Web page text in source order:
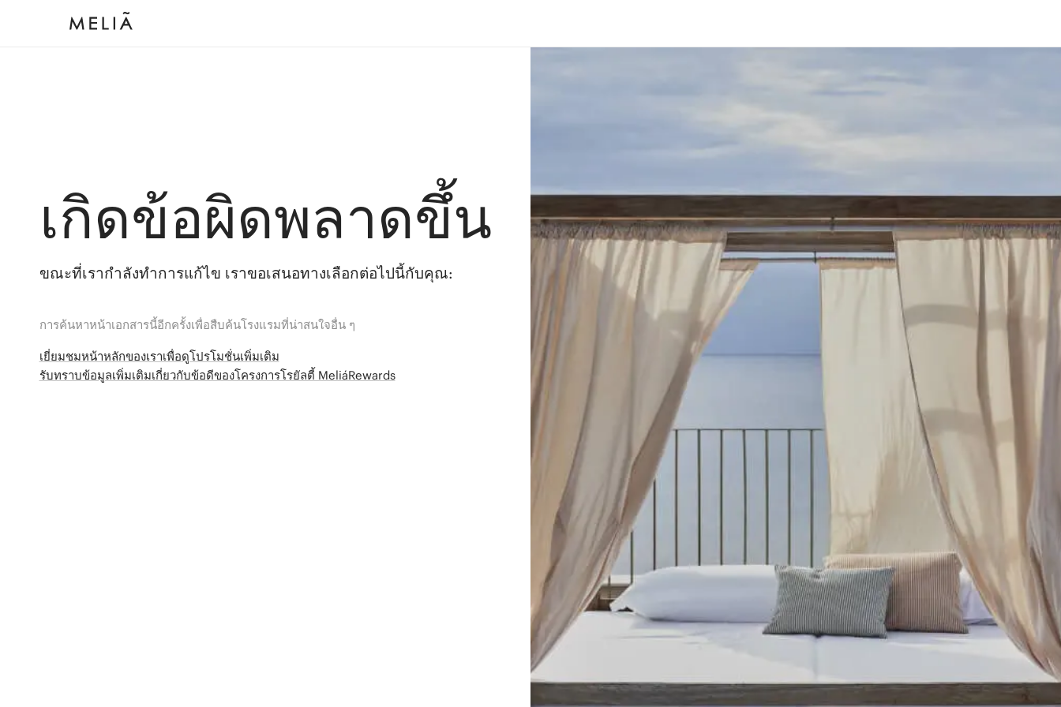
เกิดข้อผิดพลาดขึ้น
ขณะที่เรากำลังทำการแก้ไข เราขอเสนอทางเลือกต่อไปนี้กับคุณ:
การค้นหาหน้าเอกสารนี้อีกครั้งเพื่อสืบค้นโรงแรมที่น่าสนใจอื่น ๆ
เยี่ยมชมหน้าหลักของเราเพื่อดูโปรโมชั่นเพิ่มเติม
รับทราบข้อมูลเพิ่มเติมเกี่ยวกับข้อดีของโครงการโรยัลตี้ MeliáRewards